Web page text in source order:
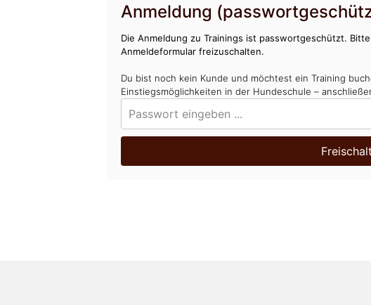
Anmeldung
Die Anmeldung zu Trainings ist passwortgeschützt.
Anmeldeformular freizuschalten.
Du bist noch kein Kunde und möchtest ein Training
Einstiegsmöglichkeiten in der Hundeschule –